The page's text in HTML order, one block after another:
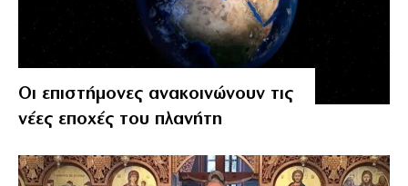
Οι επιστήμονες ανακοινώνουν τις
νέες εποχές του πλανήτη